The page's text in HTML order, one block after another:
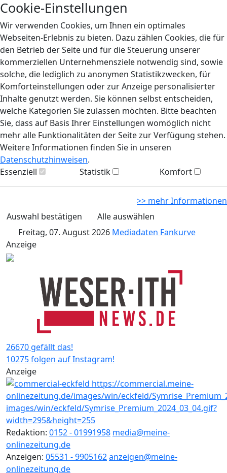
Cookie-Einstellungen
Wir verwenden Cookies, um Ihnen ein optimales
Webseiten-Erlebnis zu bieten. Dazu zählen Cookies, die für
den Betrieb der Seite und für die Steuerung unserer
kommerziellen Unternehmensziele notwendig sind, sowie
solche, die lediglich zu anonymen Statistikzwecken, für
Komforteinstellungen oder zur Anzeige personalisierter
Inhalte genutzt werden. Sie können selbst entscheiden,
welche Kategorien Sie zulassen möchten. Bitte beachten
Sie, dass auf Basis Ihrer Einstellungen womöglich nicht
mehr alle Funktionalitäten der Seite zur Verfügung stehen.
Weitere Informationen finden Sie in unseren
Datenschutzhinweisen.
Essenziell
Statistik Komfort
>> mehr Informationen
Auswahl bestätigen
Alle auswählen
Freitag, 07. August 2026 Mediadaten Fankurve
Anzeige
26670 gefällt das!
10275 folgen auf Instagram!
Anzeige
Redaktion: 0152 - 01991958 media@meine-
onlinezeitung.de
Anzeigen: 05531 - 9905162anzeigen@meine-
onlinezeitung.de